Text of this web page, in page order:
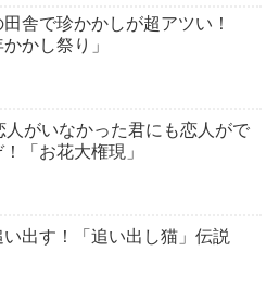
舎で珍かかしが超アツい！
かかし祭り」
人がいなかった君にも恋人がで
「お花大権現」
い出す！「追い出し猫」伝説